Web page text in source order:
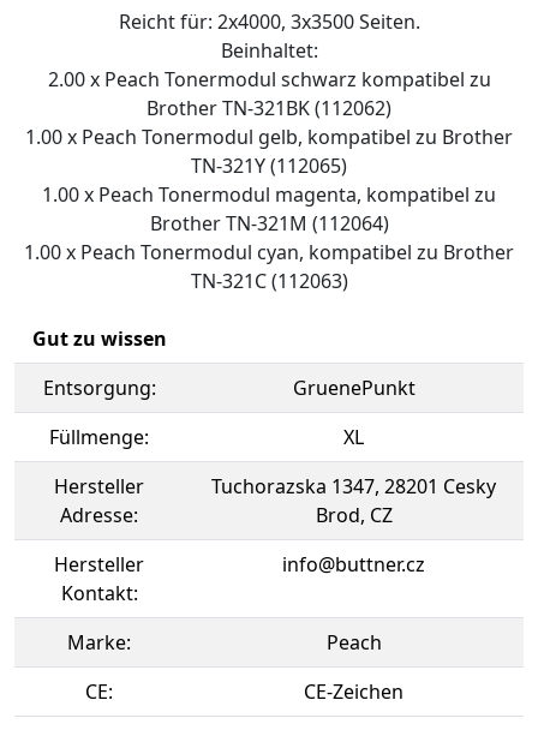
Reicht für: 2x4000, 3x3500 Seiten.
Beinhaltet:
2.00 x Peach Tonermodul schwarz kompatibel zu
Brother TN-321BK (112062)
1.00 x Peach Tonermodul gelb, kompatibel zu Brother
TN-321Y (112065)
1.00 x Peach Tonermodul magenta, kompatibel zu
Brother TN-321M (112064)
1.00 x Peach Tonermodul cyan, kompatibel zu Brother
TN-321C (112063)
Gut zu wissen
Entsorgung:
GruenePunkt
Füllmenge:
XL
Hersteller
Adresse:
Tuchorazska 1347, 28201 Cesky
Brod, CZ
Hersteller
Kontakt:
info@buttner.cz
Marke:
Peach
CE:
CE-Zeichen